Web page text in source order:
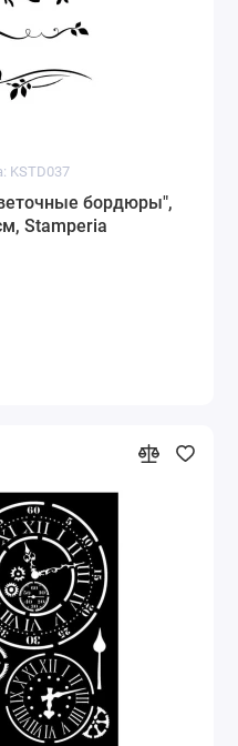
KSTD037
бордюры",
Stamperia